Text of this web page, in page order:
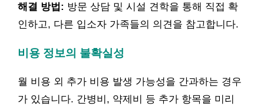
해결 방법: 방문 상담 및 시설 견학을 통해 직접 확
인하고, 다른 입소자 가족들의 의견을 참고합니다.
비용 정보의 불확실성
월 비용 외 추가 비용 발생 가능성을 간과하는 경우
가 있습니다. 간병비, 약제비 등 추가 항목을 미리